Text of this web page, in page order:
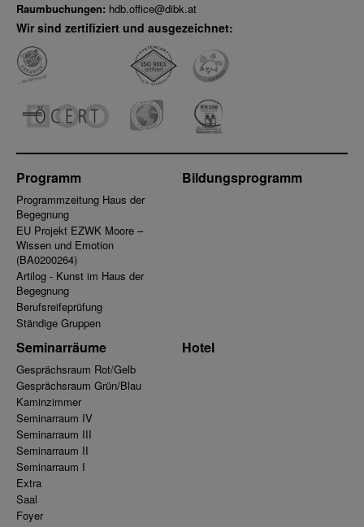
Raumbuchungen: hdb.office@dibk.at
Wir sind zertifiziert und ausgezeichnet:
Programm
Programmzeitung Haus der
Begegnung
EU Projekt EZWK Moore –
Wissen und Emotion
(BA0200264)
Artilog - Kunst im Haus der
Begegnung
Berufsreifeprüfung
Ständige Gruppen
Bildungsprogramm
Seminarräume
Gesprächsraum Rot/Gelb
Gesprächsraum Grün/Blau
Kaminzimmer
Seminarraum IV
Seminarraum III
Seminarraum II
Seminarraum I
Extra
Saal
Foyer
Hotel